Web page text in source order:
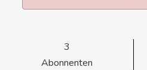
3
Abonnenten